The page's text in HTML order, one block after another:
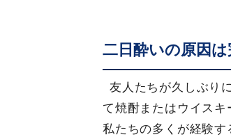
二日酔いの原因
友人たちが久しぶり
て焼酎またはウイスキ
私たちの多くが経験